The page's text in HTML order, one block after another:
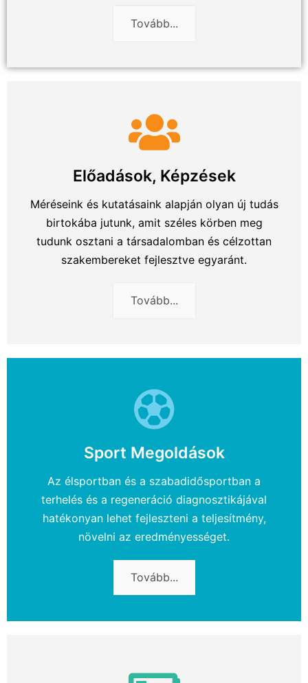
Tovább...
Előadások, Képzések
Méréseink és kutatásaink alapján olyan új tudás
birtokába jutunk, amit széles körben meg
tudunk osztani a társadalomban és célzottan
szakembereket fejlesztve egyaránt.
Tovább...
Sport Megoldások
Az élsportban és a szabadidősportban a
terhelés és a regeneráció diagnosztikájával
hatékonyan lehet fejleszteni a teljesítmény,
növelni az eredményességet.
Tovább...